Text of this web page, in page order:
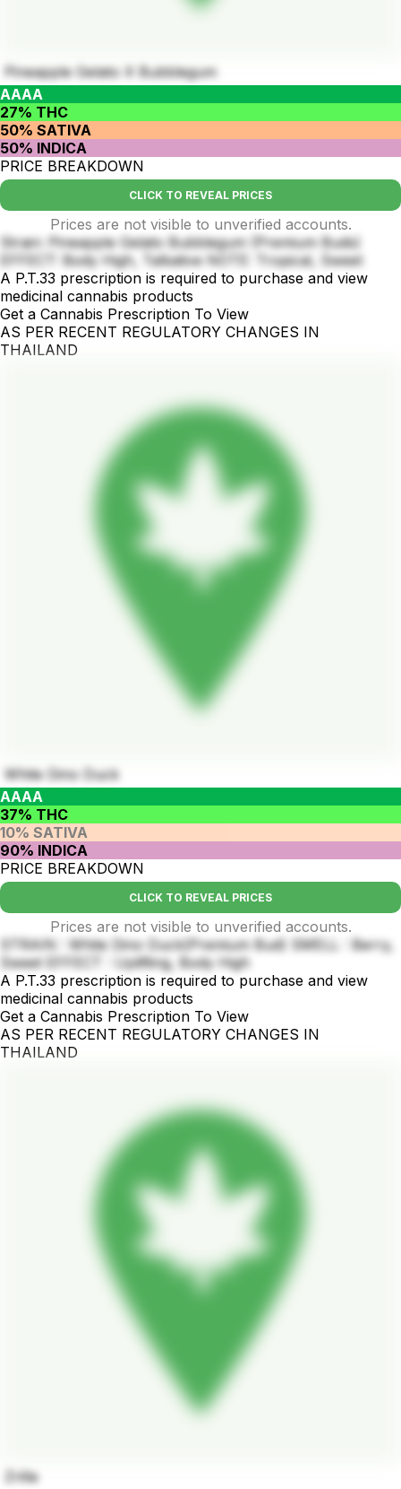
Pineapple Gelato X Bubblegum
AAAA
27% THC
50% SATIVA
50% INDICA
PRICE BREAKDOWN
CLICK TO REVEAL PRICES
Prices are not visible to unverified accounts.
Strain: Pineapple Gelato Bubblegum (Premium Buds)
EFFECT: Body High, Talkative NOTE: Tropical, Sweet
A P.T.33 prescription is required to purchase and view
medicinal cannabis products
Get a Cannabis Prescription To View
AS PER RECENT REGULATORY CHANGES IN
THAILAND
White Dino Duck
AAAA
37% THC
10% SATIVA
90% INDICA
PRICE BREAKDOWN
CLICK TO REVEAL PRICES
Prices are not visible to unverified accounts.
STRAIN : White Dino Duck(Premium Bud) SMELL : Berry,
Sweet EFFECT : Uplifting, Body High
A P.T.33 prescription is required to purchase and view
medicinal cannabis products
Get a Cannabis Prescription To View
AS PER RECENT REGULATORY CHANGES IN
THAILAND
Zrilla